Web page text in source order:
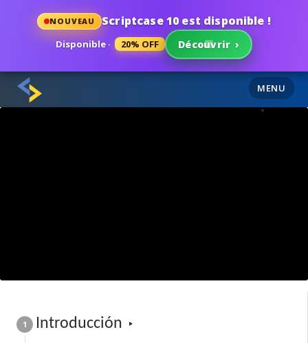
NOUVEAU Scriptcase 10 est disponible !
Disponible · 20% OFF Découvrir ›
MENU
1 Introducción